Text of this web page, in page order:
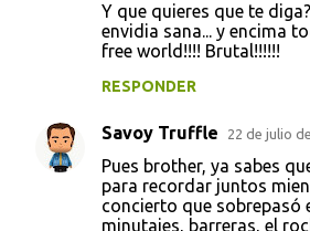
Y que quieres que te
envidia sana... y encima
free world!!!! Brutal!!!!!!
RESPONDER
Savoy Truffle 22 de julio
Pues brother, ya sabes
para recordar juntos
concierto que sobrepasó
minutajes, barreras, el